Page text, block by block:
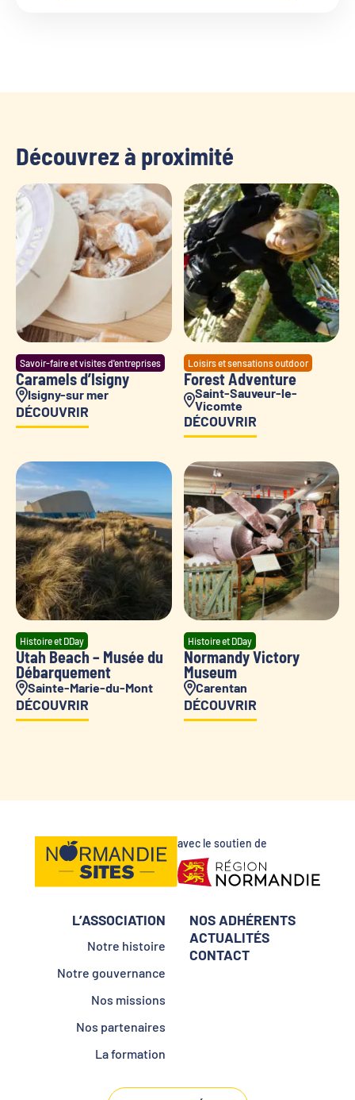
Découvrez à proximité
Savoir-faire et visites d'entreprises
Caramels d’Isigny
Isigny-sur mer
DÉCOUVRIR
Loisirs et sensations outdoor
Forest Adventure
Saint-Sauveur-le-
Vicomte
DÉCOUVRIR
Histoire et DDay
Utah Beach – Musée du
Débarquement
Sainte-Marie-du-Mont
DÉCOUVRIR
Histoire et DDay
Normandy Victory
Museum
Carentan
DÉCOUVRIR
avec le soutien de
L’ASSOCIATION
Notre histoire
Notre gouvernance
Nos missions
Nos partenaires
La formation
NOS ADHÉRENTS
ACTUALITÉS
CONTACT